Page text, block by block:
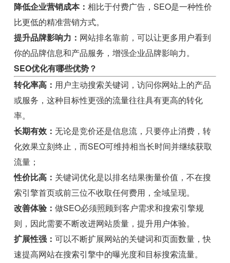
降低企业营销成本：相比于付费广告，SEO是一种性价
比更低的精准营销方式。
提升品牌影响力： 网站排名靠前，可以让更多用户看到
你的品牌信息和产品服务，增强企业品牌影响力。
SEO优化有哪些优势？
转化率高： 用户主动搜索关键词，访问你网站上的产品
或服务，这种目标性更强的流量往往具有更高的转化
率。
长期有效：无论是竞价还是信息流，只要停止消费，转
化效果立刻终止，而SEO可维持相当长时间并继续获取
流量；
性价比高： 关键词优化是以排名结果衡量价值，不在搜
索引擎首页或前三位不收取任何费用，全域呈现。
改善体验：做SEO必须照顾到客户需求和搜索引擎规
则，因此需要不断改进网站质量，提升用户体验。
扩展性强：可以不断扩展网站的关键词和页面数量，快
速提高网站在搜索引擎中的曝光度和目标搜索流量。